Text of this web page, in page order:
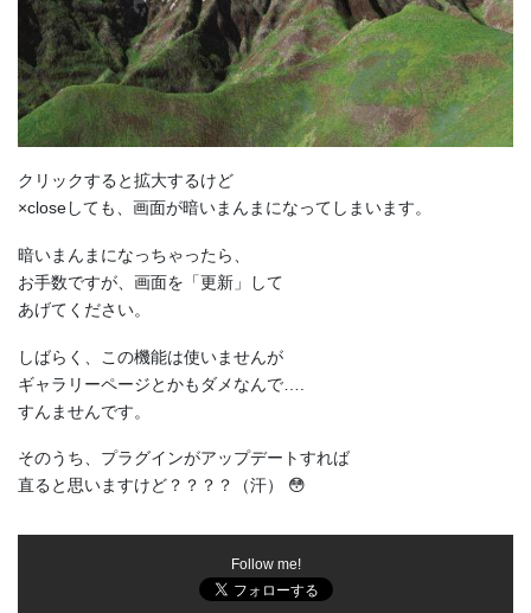
クリックすると拡大するけど
×closeしても、画面が暗いまんまになってしまいます。
暗いまんまになっちゃったら、
お手数ですが、画面を「更新」して
あげてください。
しばらく、この機能は使いませんが
ギャラリーページとかもダメなんで….
すんませんです。
そのうち、プラグインがアップデートすれば
直ると思いますけど？？？？（汗） 😳
Follow me!